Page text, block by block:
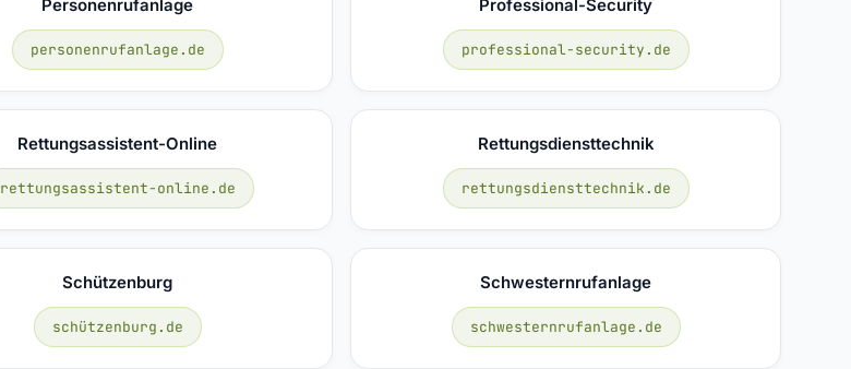
Personenrufanlage
personenrufanlage.de
Professional-Security
professional-security.de
Rettungsassistent-Online
rettungsassistent-online.de
Rettungsdiensttechnik
rettungsdiensttechnik.de
Schützenburg
schützenburg.de
Schwesternrufanlage
schwesternrufanlage.de